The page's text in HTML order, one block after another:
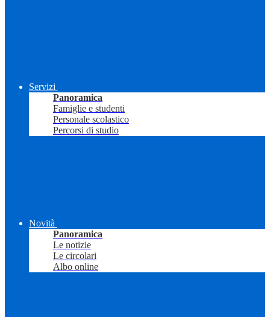
Servizi
Panoramica
Famiglie e studenti
Personale scolastico
Percorsi di studio
Novità
Panoramica
Le notizie
Le circolari
Albo online